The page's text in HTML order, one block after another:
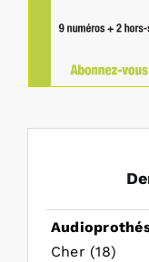
Cher (18)